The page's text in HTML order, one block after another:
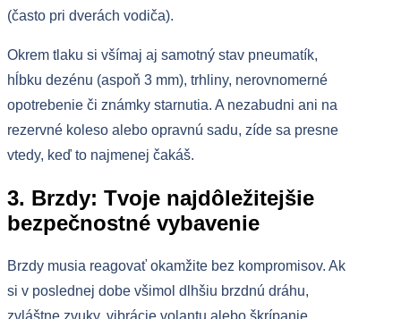
(často pri dverách vodiča).
Okrem tlaku si všímaj aj samotný stav pneumatík,
hĺbku dezénu (aspoň 3 mm), trhliny, nerovnomerné
opotrebenie či známky starnutia. A nezabudni ani na
rezervné koleso alebo opravnú sadu, zíde sa presne
vtedy, keď to najmenej čakáš.
3. Brzdy: Tvoje najdôležitejšie
bezpečnostné vybavenie
Brzdy musia reagovať okamžite bez kompromisov. Ak
si v poslednej dobe všimol dlhšiu brzdnú dráhu,